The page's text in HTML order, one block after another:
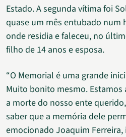
Estado. A segunda vítima foi
quase um mês entubado num
onde residia e faleceu, no
filho de 14 anos e esposa.
“O Memorial é uma grande
Muito bonito mesmo.
a morte do nosso ente
saber que a memória dele
emocionado Joaquim